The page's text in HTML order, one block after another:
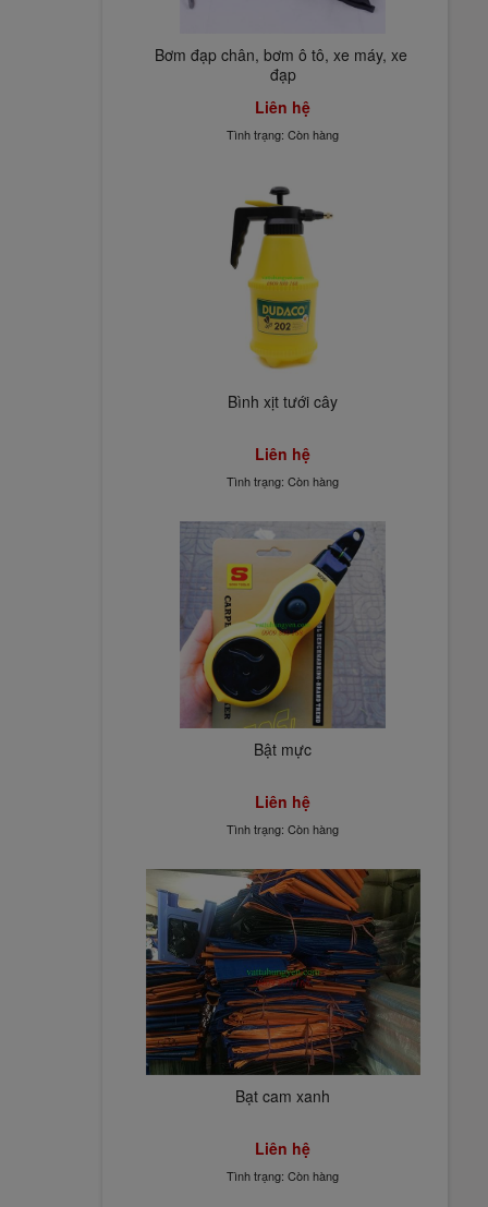
Bơm đạp chân, bơm ô tô, xe máy, xe
đạp
Liên hệ
Tình trạng: Còn hàng
Bình xịt tưới cây
Liên hệ
Tình trạng: Còn hàng
Bật mực
Liên hệ
Tình trạng: Còn hàng
Bạt cam xanh
Liên hệ
Tình trạng: Còn hàng